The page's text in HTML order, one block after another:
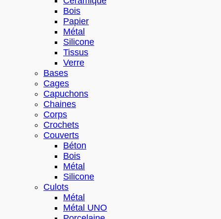
Bois
Papier
Métal
Silicone
Tissus
Verre
Bases
Cages
Capuchons
Chaines
Corps
Crochets
Couverts
Béton
Bois
Métal
Silicone
Culots
Métal
Métal UNO